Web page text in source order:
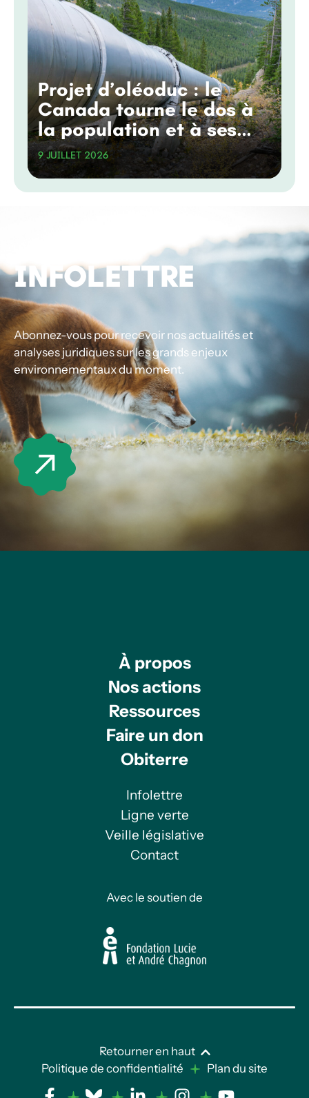
Projet d’oléoduc : le
Canada tourne le dos à
la population et à ses
engagements
climatiques
9 JUILLET 2026
INFOLETTRE
Abonnez-vous pour recevoir nos actualités et
analyses juridiques sur les grands enjeux
environnementaux du moment.
À propos
Nos actions
Ressources
Faire un don
Obiterre
Infolettre
Ligne verte
Veille législative
Contact
Avec le soutien de
Retourner en haut
Politique de confidentialité
Plan du site